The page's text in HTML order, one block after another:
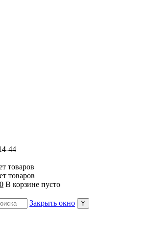
44
товаров
товаров
0 В корзине пусто
Закрыть окно